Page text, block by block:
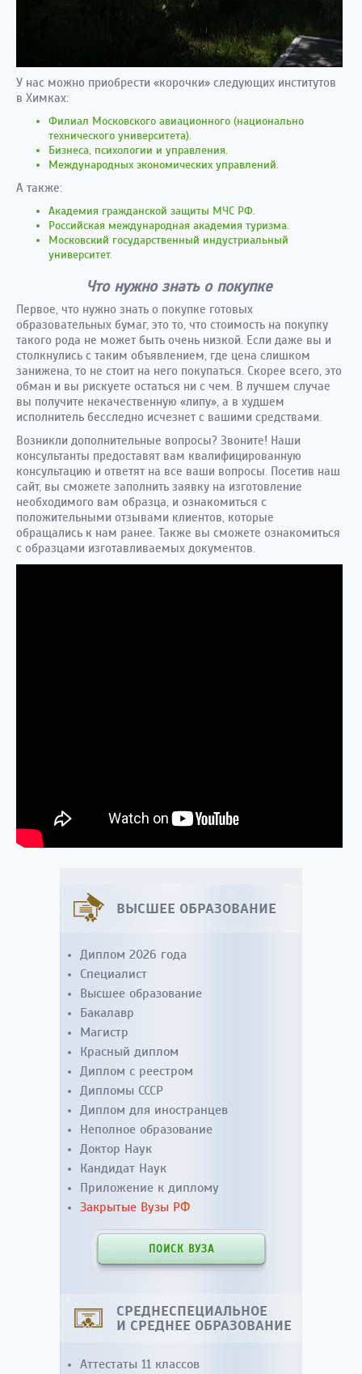
У нас можно приобрести «корочки» следующих институтов
в Химках:
Филиал Московского авиационного (национально
технического университета).
Бизнеса, психологии и управления.
Международных экономических управлений.
А также:
Академия гражданской защиты МЧС РФ.
Российская международная академия туризма.
Московский государственный индустриальный
университет.
Что нужно знать о покупке
Первое, что нужно знать о покупке готовых
образовательных бумаг, это то, что стоимость на покупку
такого рода не может быть очень низкой. Если даже вы и
столкнулись с таким объявлением, где цена слишком
занижена, то не стоит на него покупаться. Скорее всего, это
обман и вы рискуете остаться ни с чем. В лучшем случае
вы получите некачественную «липу», а в худшем
исполнитель бесследно исчезнет с вашими средствами.
Возникли дополнительные вопросы? Звоните! Наши
консультанты предоставят вам квалифицированную
консультацию и ответят на все ваши вопросы. Посетив наш
сайт, вы сможете заполнить заявку на изготовление
необходимого вам образца, и ознакомиться с
положительными отзывами клиентов, которые
обращались к нам ранее. Также вы сможете ознакомиться
с образцами изготавливаемых документов.
ВЫСШЕЕ ОБРАЗОВАНИЕ
Диплом 2026 года
Специалист
Высшее образование
Бакалавр
Магистр
Красный диплом
Диплом с реестром
Дипломы СССР
Диплом для иностранцев
Неполное образование
Доктор Наук
Кандидат Наук
Приложение к диплому
Закрытые Вузы РФ
ПОИСК ВУЗА
СРЕДНЕСПЕЦИАЛЬНОЕ
И СРЕДНЕЕ ОБРАЗОВАНИЕ
Аттестаты 11 классов